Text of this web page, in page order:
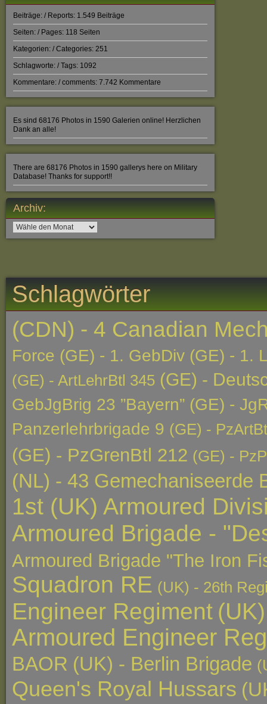
Beiträge: / Reports: 1.549 Beiträge
Seiten: / Pages: 118 Seiten
Kategorien: / Categories: 251
Schlagworte: / Tags: 1092
Kommentare: / comments: 7.742 Kommentare
Es sind 68176 Photos in 1590 Galerien online! Herzlichen
Dank an alle!
There are 68176 Photos in 1590 gallerys here on Military
Database! Thanks for support!!
Archiv:
Archiv:
Schlagwörter
(CDN) - 4 Canadian
Force (GE) - 1. GebDiv (GE) - 1.
(GE) - ArtLehrBtl 345 (GE) -
GebJgBrig 23 ”Bayern” (GE) -
Panzerlehrbrigade 9 (GE) -
(GE) - PzGrenBtl 212 (GE) -
(NL) - 43 Gemechaniseerde
1st (UK) Armoured
Armoured Brigade -
Armoured Brigade "The Iron
Squadron RE (UK) - 26th
Engineer Regiment
Armoured Engineer
BAOR (UK) - Berlin Brigade
Queen's Royal Hussars